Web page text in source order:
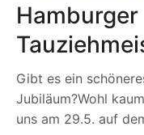
Hamburger
Gibt es ein
Jubiläum?Wohl
uns am 29.5. auf